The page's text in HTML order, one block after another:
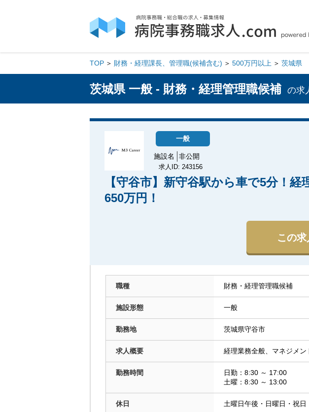
TOP 財務・経理課長、管理職(候補含む) 500万円以上 茨城県
茨城県 一般 - 財務・経理管理職候補 の求
一般
施設名 非公開
求人ID: 243156
【守谷市】新守谷駅から車で5分！
650万円！
この
職種 財務・経理管理職候補
施設形態 一般
勤務地 茨城県守谷市
求人概要 経理業務全般、マネジメン
勤務時間
日勤：8:30 ～ 17:00
土曜：8:30 ～ 13:00
休日 土曜日午後・日曜日・祝